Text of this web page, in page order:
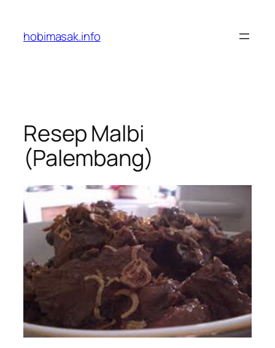
content
hobimasak.info
Resep Malbi
(Palembang)